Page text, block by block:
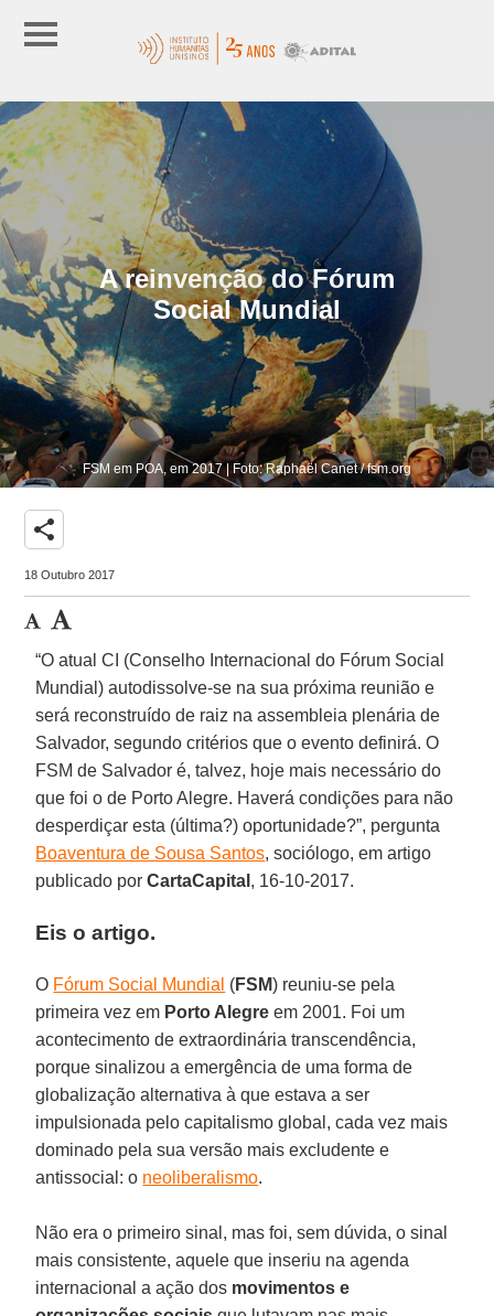
A reinvenção do Fórum
Social Mundial
FSM em POA, em 2017 | Foto: Raphaël Canet / fsm.org
share
18 Outubro 2017
“O atual CI (Conselho Internacional do Fórum Social
Mundial) autodissolve-se na sua próxima reunião e
será reconstruído de raiz na assembleia plenária de
Salvador, segundo critérios que o evento definirá. O
FSM de Salvador é, talvez, hoje mais necessário do
que foi o de Porto Alegre. Haverá condições para não
desperdiçar esta (última?) oportunidade?”, pergunta
Boaventura de Sousa Santos, sociólogo, em artigo
publicado porCartaCapital , 16-10-2017.
Eis o artigo.
O Fórum Social Mundial (FSM) reuniu-se pela
primeira vez em Porto Alegre em 2001. Foi um
acontecimento de extraordinária transcendência,
porque sinalizou a emergência de uma forma de
globalização alternativa à que estava a ser
impulsionada pelo capitalismo global, cada vez mais
dominado pela sua versão mais excludente e
antissocial: o neoliberalismo.
Não era o primeiro sinal, mas foi, sem dúvida, o sinal
mais consistente, aquele que inseriu na agenda
internacional a ação dos movimentos e